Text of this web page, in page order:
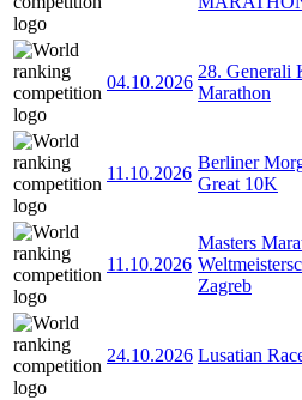
04.10.2026
28. Generali
Marathon
11.10.2026
Berliner
Great 10K
11.10.2026
Masters
Zagreb
24.10.2026 Lusatian